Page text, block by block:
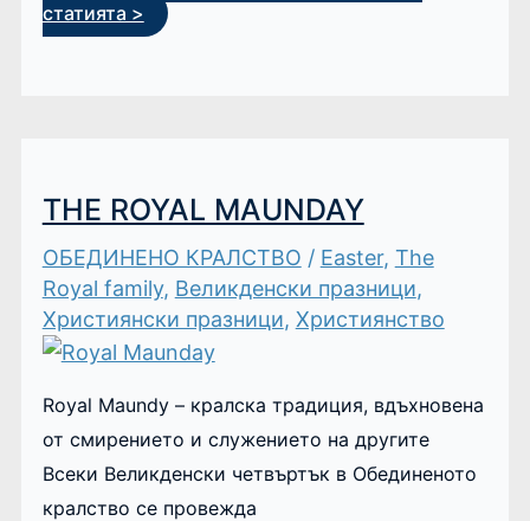
статията >
THE ROYAL MAUNDAY
ОБЕДИНЕНО КРАЛСТВО / Easter, The
Royal family, Великденски празници,
Християнски празници, Християнство
Royal Maundy – кралска традиция, вдъхновена
от смирението и служението на другите
Всеки Великденски четвъртък в Обединеното
кралство се провежда